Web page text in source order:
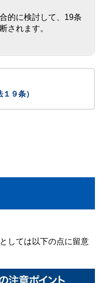
的に検討して、19条
されます。
９条）
しては以下の点に留意